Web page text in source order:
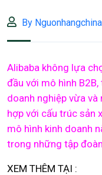
By Nguonhangchina
Alibaba không lựa
đầu với mô hình
doanh nghiệp vừa và
hợp với cấu trúc sản
mô hình kinh doanh
trong những tập
XEM THÊM TẠI :